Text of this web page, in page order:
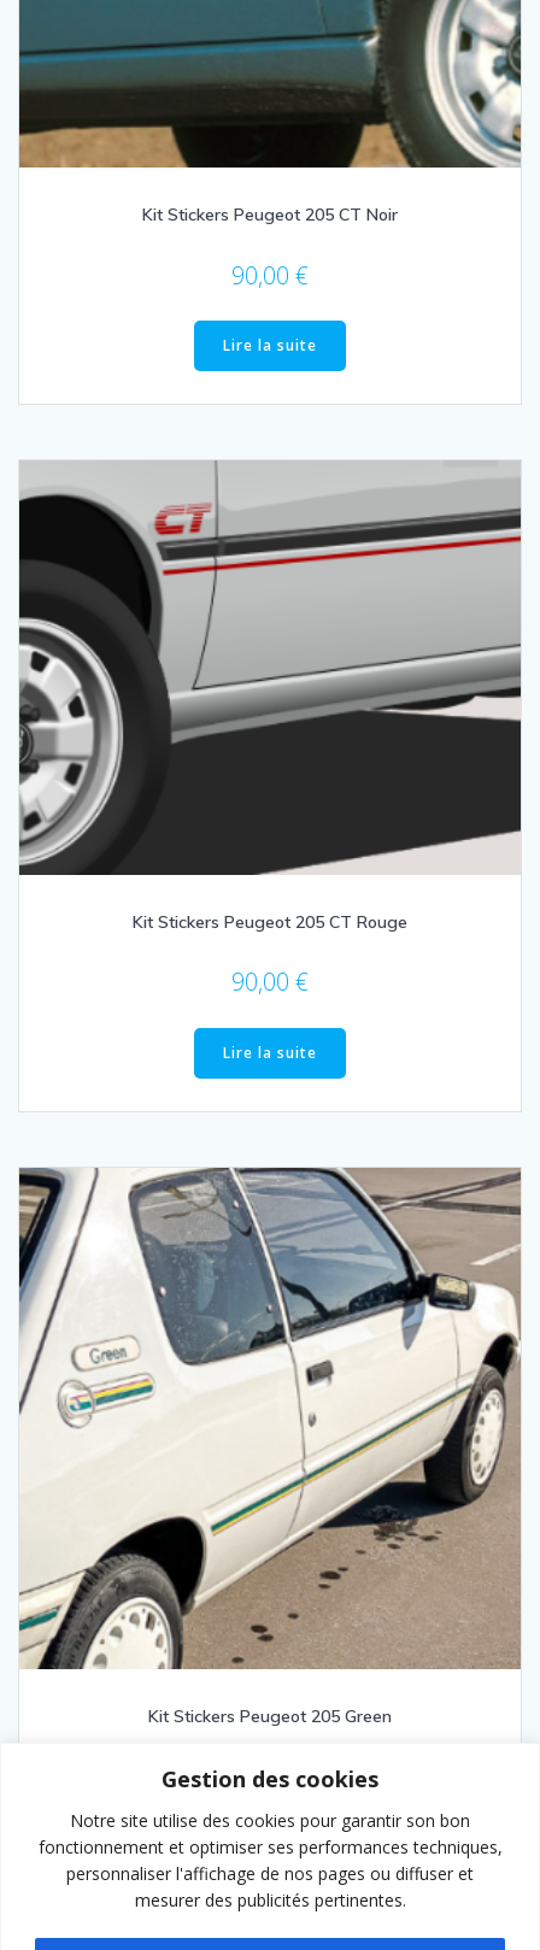
Gestion des cookies
Notre site utilise des cookies pour garantir son bon
fonctionnement et optimiser ses performances techniques,
personnaliser l'affichage de nos pages ou diffuser et
mesurer des publicités pertinentes.
Kit Stickers Peugeot 205 CT Noir
90,00 €
Lire la suite
Kit Stickers Peugeot 205 CT Rouge
90,00 €
Lire la suite
Kit Stickers Peugeot 205 Green
129,00€
Lire la suite